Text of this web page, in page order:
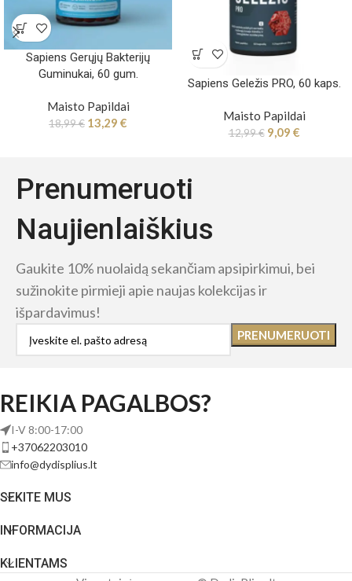
Sapiens Gerųjų Bakterijų
Guminukai, 60 gum.
Maisto Papildai
18,99€ 13,29 €
Sapiens Geležis PRO, 60 kaps.
Maisto Papildai
12,99€ 9,09 €
Prenumeruoti
Naujienlaiškius
Gaukite 10% nuolaidą sekančiam apsipirkimui, bei
sužinokite pirmieji apie naujas kolekcijas ir
išpardavimus!
REIKIA PAGALBOS?
I-V 8:00-17:00
+37062203010
info@dydisplius.lt
SEKITE MUS
INFORMACIJA
KLIENTAMS